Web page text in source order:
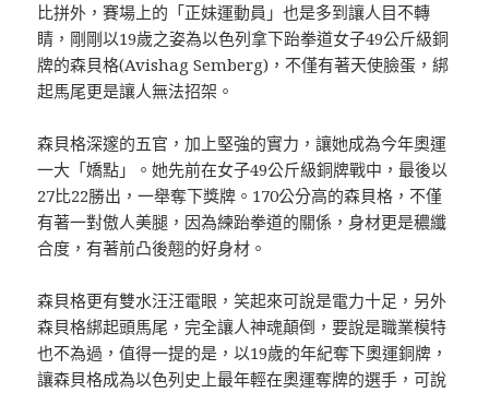
比拼外，賽場上的「正妹運動員」也是多到讓人目不轉
睛，剛剛以19歲之姿為以色列拿下跆拳道女子49公斤級銅
牌的森貝格(Avishag Semberg)，不僅有著天使臉蛋，綁
起馬尾更是讓人無法招架。
森貝格深邃的五官，加上堅強的實力，讓她成為今年奧運
一大「嬌點」。她先前在女子49公斤級銅牌戰中，最後以
27比22勝出，一舉奪下獎牌。170公分高的森貝格，不僅
有著一對傲人美腿，因為練跆拳道的關係，身材更是穠纖
合度，有著前凸後翹的好身材。
森貝格更有雙水汪汪電眼，笑起來可說是電力十足，另外
森貝格綁起頭馬尾，完全讓人神魂顛倒，要說是職業模特
也不為過，值得一提的是，以19歲的年紀奪下奧運銅牌，
讓森貝格成為以色列史上最年輕在奧運奪牌的選手，可說